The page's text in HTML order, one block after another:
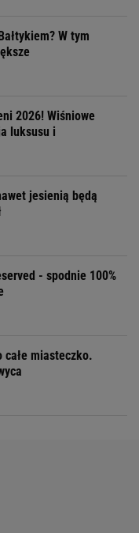
W tym
2026! Wiśniowe
luksusu i
jesienią będą
- spodnie 100%
całe miasteczko.